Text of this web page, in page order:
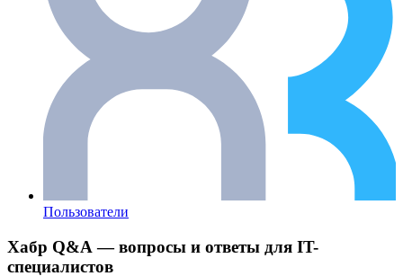
Пользователи
Хабр Q&A — вопросы и ответы для IT-
специалистов